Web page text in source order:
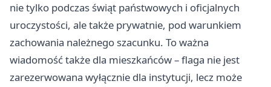
nie tylko podczas świąt państwowych i oficjalnych
uroczystości, ale także prywatnie, pod warunkiem
zachowania należnego szacunku. To ważna
wiadomość także dla mieszkańców – flaga nie jest
zarezerwowana wyłącznie dla instytucji, lecz może